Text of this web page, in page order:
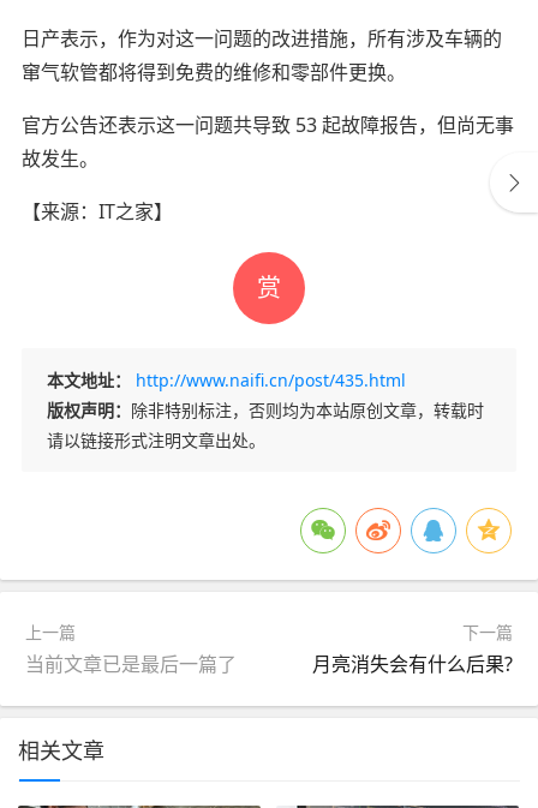
日产表示，作为对这一问题的改进措施，所有涉及车辆的
窜气软管都将得到免费的维修和零部件更换。
官方公告还表示这一问题共导致 53 起故障报告，但尚无事
故发生。
【来源： IT之家】
赏
本文地址：
http://www.naifi.cn/post/435.html
版权声明： 除非特别标注，否则均为本站原创文章，转载时
请以链接形式注明文章出处。
上一篇
当前文章已是最后一篇了
下一篇
月亮消失会有什么后果?
相关文章